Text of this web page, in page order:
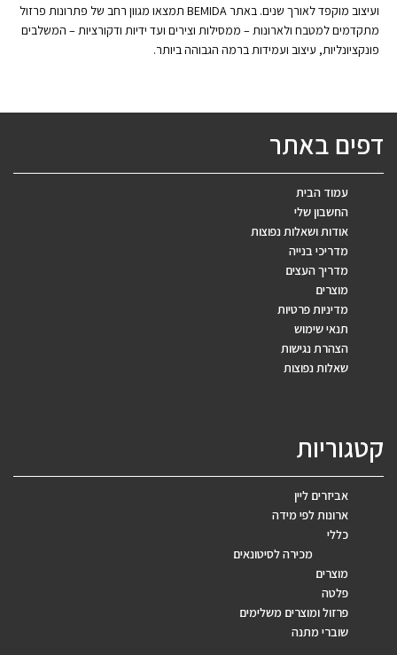
ועיצוב מוקפד לאורך שנים. באתר BEMIDA תמצאו מגוון רחב של פתרונות פרזול
מתקדמים למטבח ולארונות – ממסילות וצירים ועד ידיות ודקורציות – המשלבים
פונקציונליות, עיצוב ועמידות ברמה הגבוהה ביותר.
דפים באתר
עמוד הבית
החשבון שלי
אודות ושאלות נפוצות
מדריכי בנייה
מדריך העצים
מוצרים
מדיניות פרטיות
תנאי שימוש
הצהרת נגישות
שאלות נפוצות
קטגוריות
אביזרים ליין
ארונות לפי מידה
כללי
מכירה לסיטונאים
מוצרים
פלטה
פרזול ומוצרים משלימים
שוברי מתנה